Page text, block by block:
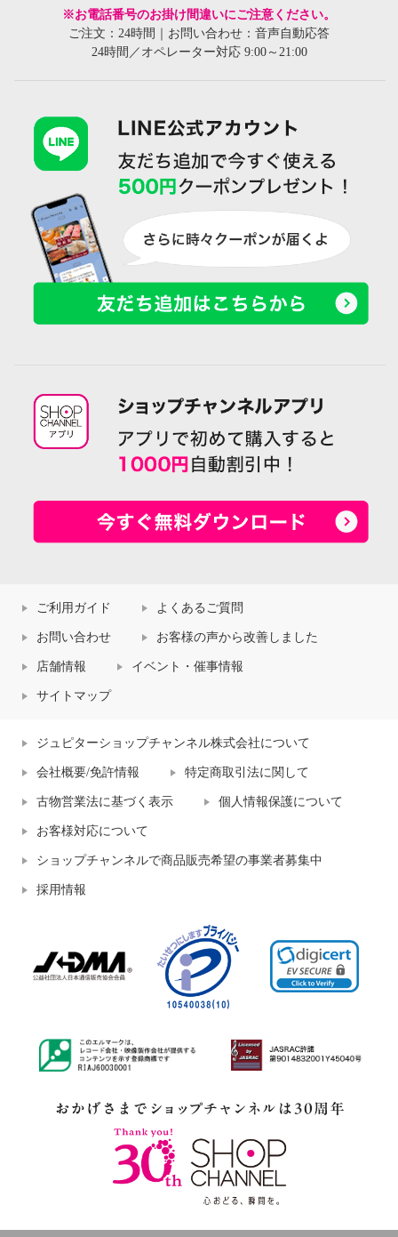
※お電話番号のお掛け間違いにご注意ください。
ご注文：24時間｜お問い合わせ：音声自動応答
24時間／オペレーター対応 9:00～21:00
ご利用ガイド よくあるご質問
お問い合わせ お客様の声から改善しました
店舗情報 イベント・催事情報
サイトマップ
ジュピターショップチャンネル株式会社について
会社概要/免許情報 特定商取引法に関して
古物営業法に基づく表示 個人情報保護について
お客様対応について
ショップチャンネルで商品販売希望の事業者募集中
採用情報